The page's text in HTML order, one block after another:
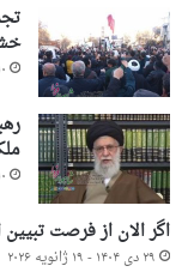
۱۰ اسفند
۱۰ اسفند
اگر الان از فرصت
۲۹ دی ۱۴۰۴ - ۱۹ ژانویه ۲۰۲۶